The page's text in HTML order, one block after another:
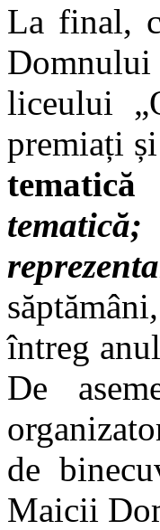
La final,
liceului
premiați
săptămâni,
întreg
De
de
Maicii